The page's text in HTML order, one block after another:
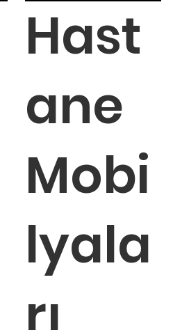
Hast
ane
Mobi
lyala
rı